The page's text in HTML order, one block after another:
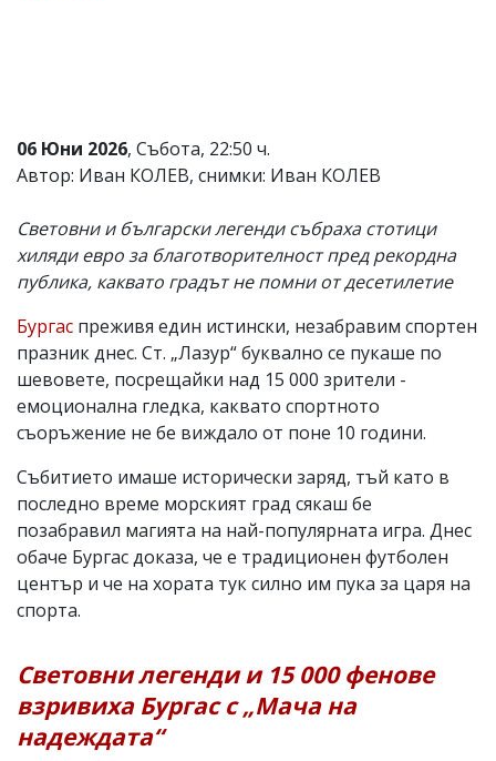
обиден
за
моля
сигнализирайте
06 Юни 2026, Събота, 22:50 ч.
Автор: Иван КОЛЕВ, снимки: Иван КОЛЕВ
Световни и български легенди събраха стотици
хиляди евро за благотворителност пред рекордна
публика, каквато градът не помни от десетилетие
Бургас преживя един истински, незабравим спортен
празник днес. Ст. „Лазур“ буквално се пукаше по
шевовете, посрещайки над 15 000 зрители -
емоционална гледка, каквато спортното
съоръжение не бе виждало от поне 10 години.
Събитието имаше исторически заряд, тъй като в
последно време морският град сякаш бе
позабравил магията на най-популярната игра. Днес
обаче Бургас доказа, че е традиционен футболен
център и че на хората тук силно им пука за царя на
спорта.
Световни легенди и 15 000 фенове
взривиха Бургас с „Мача на
надеждата“